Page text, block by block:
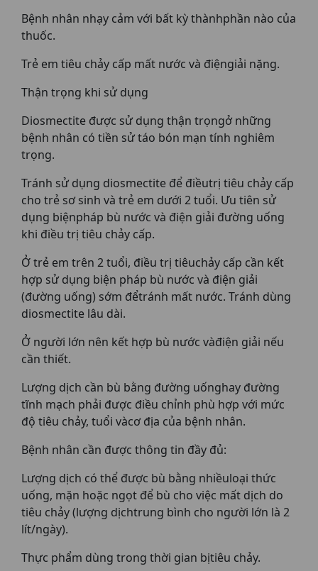
Bệnh nhân nhạy cảm với bất kỳ thànhphần nào của
thuốc.
Trẻ em tiêu chảy cấp mất nước và điệngiải nặng.
Thận trọng khi sử dụng
Diosmectite được sử dụng thận trọngở những
bệnh nhân có tiền sử táo bón mạn tính nghiêm
trọng.
Tránh sử dụng diosmectite để điềutrị tiêu chảy cấp
cho trẻ sơ sinh và trẻ em dưới 2 tuổi. Ưu tiên sử
dụng biệnpháp bù nước và điện giải đường uống
khi điều trị tiêu chảy cấp.
Ở trẻ em trên 2 tuổi, điều trị tiêuchảy cấp cần kết
hợp sử dụng biện pháp bù nước và điện giải
(đường uống) sớm đểtránh mất nước. Tránh dùng
diosmectite lâu dài.
Ở người lớn nên kết hợp bù nước vàđiện giải nếu
cần thiết.
Lượng dịch cần bù bằng đường uốnghay đường
tĩnh mạch phải được điều chỉnh phù hợp với mức
độ tiêu chảy, tuổi vàcơ địa của bệnh nhân.
Bệnh nhân cần được thông tin đầy đủ:
Lượng dịch có thể được bù bằng nhiềuloại thức
uống, mặn hoặc ngọt để bù cho việc mất dịch do
tiêu chảy (lượng dịchtrung bình cho người lớn là 2
lít/ngày).
Thực phẩm dùng trong thời gian bịtiêu chảy.